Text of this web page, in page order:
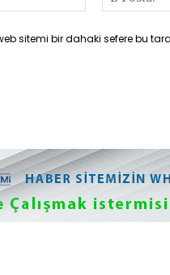
sitemi bir dahaki sefere bu